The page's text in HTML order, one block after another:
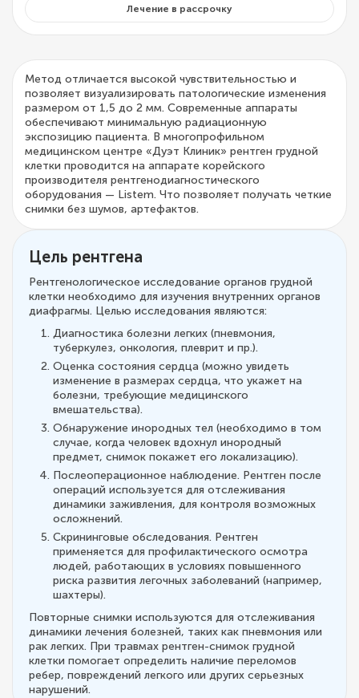
Лечение в рассрочку
Метод отличается высокой чувствительностью и
позволяет визуализировать патологические изменения
размером от 1,5 до 2 мм. Современные аппараты
обеспечивают минимальную радиационную
экспозицию пациента. В многопрофильном
медицинском центре «Дуэт Клиник» рентген грудной
клетки проводится на аппарате корейского
производителя рентгенодиагностического
оборудования — Listem. Что позволяет получать четкие
снимки без шумов, артефактов.
Цель рентгена
Рентгенологическое исследование органов грудной
клетки необходимо для изучения внутренних органов
диафрагмы. Целью исследования являются:
Диагностика болезни легких (пневмония,
туберкулез, онкология, плеврит и пр.).
Оценка состояния сердца (можно увидеть
изменение в размерах сердца, что укажет на
болезни, требующие медицинского
вмешательства).
Обнаружение инородных тел (необходимо в том
случае, когда человек вдохнул инородный
предмет, снимок покажет его локализацию).
Послеоперационное наблюдение. Рентген после
операций используется для отслеживания
динамики заживления, для контроля возможных
осложнений.
Скрининговые обследования. Рентген
применяется для профилактического осмотра
людей, работающих в условиях повышенного
риска развития легочных заболеваний (например,
шахтеры).
Повторные снимки используются для отслеживания
динамики лечения болезней, таких как пневмония или
рак легких. При травмах рентген-снимок грудной
клетки помогает определить наличие переломов
ребер, повреждений легкого или других серьезных
нарушений.